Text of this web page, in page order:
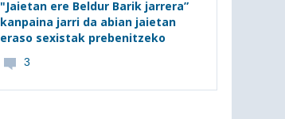
"Jaietan ere Beldur Barik jarrera”
kanpaina jarri da abian jaietan
eraso sexistak prebenitzeko
3